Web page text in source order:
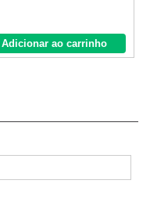
Adicionar ao carrinho